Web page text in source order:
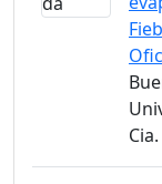
Cia.